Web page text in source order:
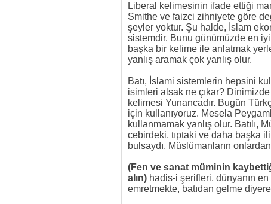
Liberal kelimesinin ifade ettiği
Smithe ve faizci zihniyete göre
şeyler yoktur. Şu halde, İslam
sistemdir. Bunu günümüzde en
başka bir kelime ile anlatmak
yanlış aramak çok yanlış olur.
Batı, İslami sistemlerin hepsini
isimleri alsak ne çıkar?
kelimesi Yunancadır. Bugün
için kullanıyoruz. Mesela
kullanmamak yanlış olur. Batılı,
cebirdeki, tıptaki ve daha başka
bulsaydı, Müslümanların
(Fen ve sanat müminin
alın) hadis-i şerifleri, dünyanın
emretmekte, batıdan gelme